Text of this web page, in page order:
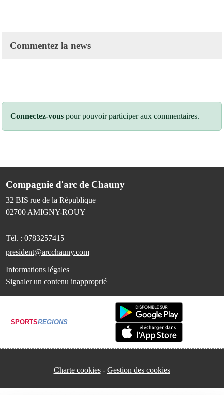
Commentez la news
Connectez-vous pour pouvoir participer aux commentaires.
Compagnie d'arc de Chauny
32 BIS rue de la République
02700 AMIGNY-ROUY
Tél. : 0783257415
president@arcchauny.com
Informations légales
Signaler un contenu inapproprié
SPORTSREGIONS
Charte cookies Gestion des cookies